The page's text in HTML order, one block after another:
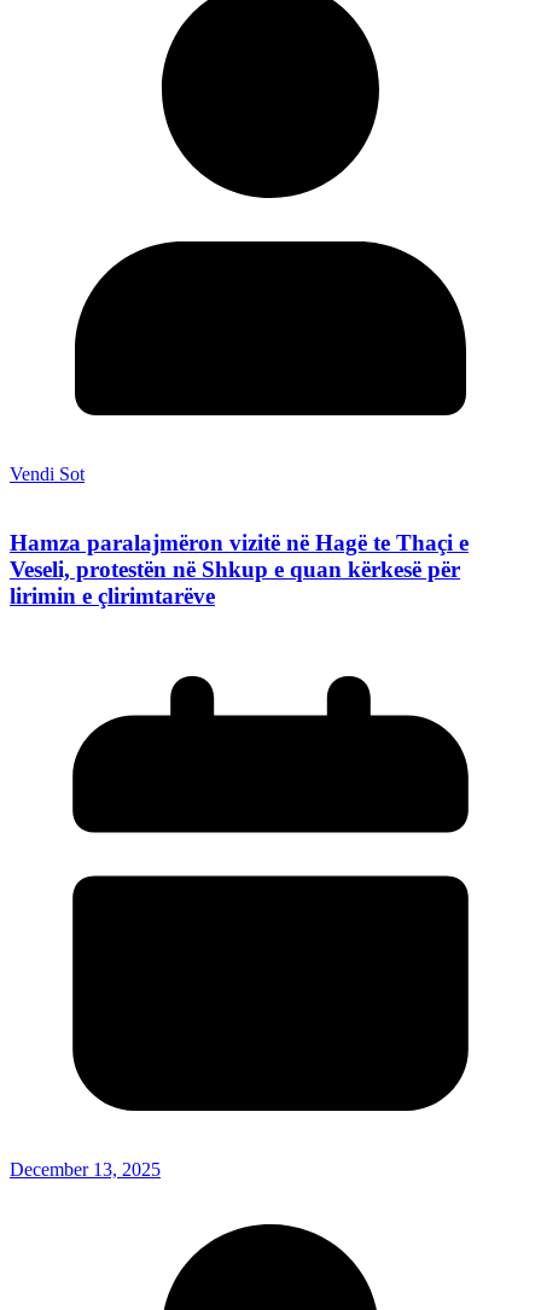
Vendi Sot
Hamza paralajmëron vizitë në Hagë te Thaçi e
Veseli, protestën në Shkup e quan kërkesë për
lirimin e çlirimtarëve
December 13, 2025